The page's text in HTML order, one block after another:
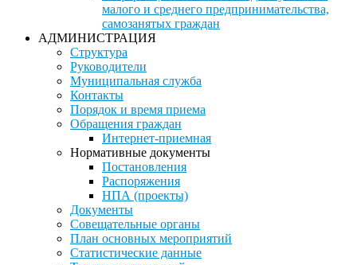
малого и среднего предпринимательства,
самозанятых граждан
АДМИНИСТРАЦИЯ
Структура
Руководители
Муниципальная служба
Контакты
Порядок и время приема
Обращения граждан
Интернет-приемная
Нормативные документы
Постановления
Распоряжения
НПА (проекты)
Документы
Совещательные органы
План основных мероприятий
Статистические данные